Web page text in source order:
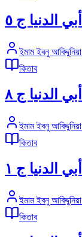
الدنيا ج ٥
ইমাম ইবনু
কিতাব
الدنيا ج ٨
ইমাম ইবনু
কিতাব
الدنيا ج ١
ইমাম ইবনু
কিতাব